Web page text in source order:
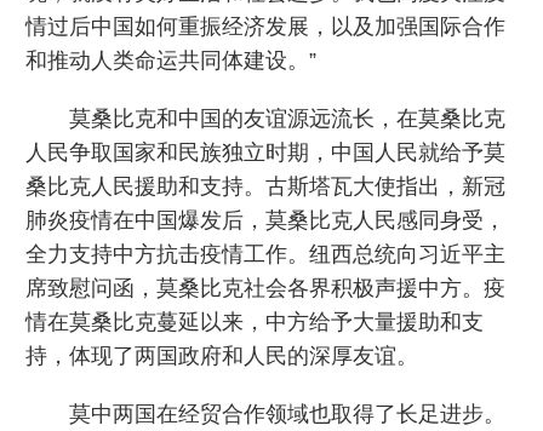
情过后中国如何重振经济发展，以及加强国际合作
和推动人类命运共同体建设。”
莫桑比克和中国的友谊源远流长，在莫桑比克
人民争取国家和民族独立时期，中国人民就给予莫
桑比克人民援助和支持。古斯塔瓦大使指出，新冠
肺炎疫情在中国爆发后，莫桑比克人民感同身受，
全力支持中方抗击疫情工作。纽西总统向习近平主
席致慰问函，莫桑比克社会各界积极声援中方。疫
情在莫桑比克蔓延以来，中方给予大量援助和支
持，体现了两国政府和人民的深厚友谊。
莫中两国在经贸合作领域也取得了长足进步。